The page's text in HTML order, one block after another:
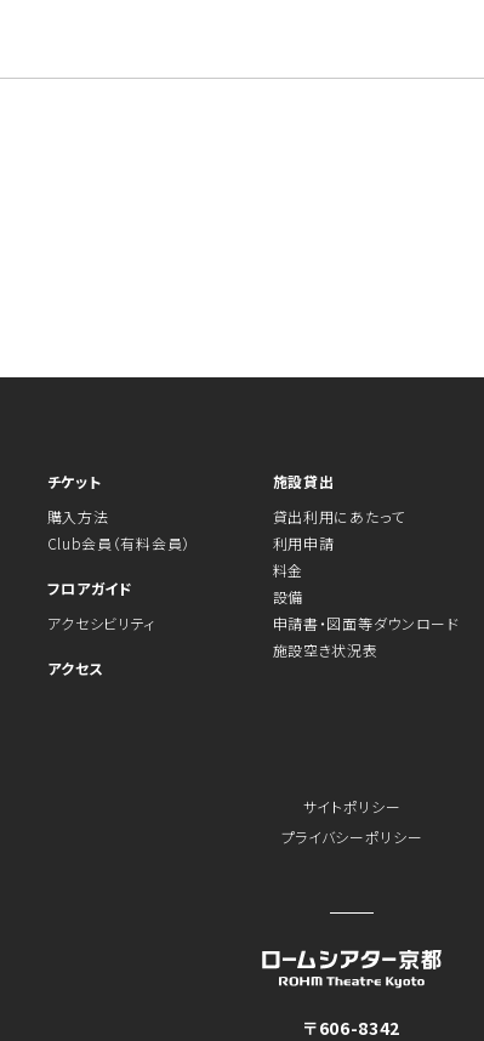
チケット
購入方法
Club会員（有料会員）
フロアガイド
アクセシビリティ
アクセス
施設貸出
貸出利用にあたって
利用申請
料金
設備
申請書・図面等ダウンロード
施設空き状況表
サイトポリシー
プライバシーポリシー
〒606-8342